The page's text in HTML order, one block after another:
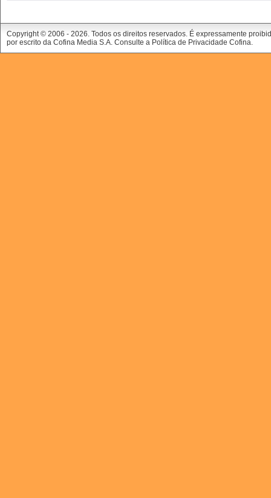
Copyright © 2006 - 2026. Todos os direitos reservados. É expressamente
por escrito da Cofina Media S.A. Consulte a Política de Privacidade Cofina.